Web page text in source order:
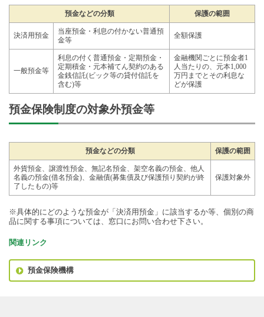
預金などの分類 保護の範囲
決済用預金
当座預金・利息の付かない普通預
金等
全額保護
一般預金等
利息の付く普通預金・定期預金・
定期積金・元本補てん契約のある
金銭信託(ビック等の貸付信託を
含む)等
金融機関ごとに預金者1
人当たりの、元本1,000
万円までとその利息な
どが保護
預金保険制度の対象外預金等
預金などの分類 保護の範囲
外貨預金、譲渡性預金、無記名預金、架空名義の預金、他人
名義の預金(借名預金)、金融債(募集債及び保護預り契約が終
了したもの)等
保護対象外
※具体的にどのような預金が「決済用預金」に該当するか等、個別の商
品に関する事項については、窓口にお問い合わせ下さい。
関連リンク
預金保険機構